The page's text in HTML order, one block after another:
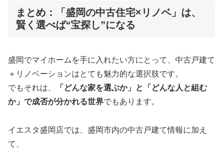
まとめ：「盛岡の中古住宅×リノベ」は、
賢く選べば“宝探し”になる
盛岡でマイホームを手に入れたい方にとって、中古戸建て
＋リノベーションはとても魅力的な選択肢です。
でもそれは、
「どんな家を選ぶか」と「どんな人と組む
か」で成否が分かれる世界でもあります。
イエスタ盛岡店では、盛岡市内の中古戸建て情報に加え
て、